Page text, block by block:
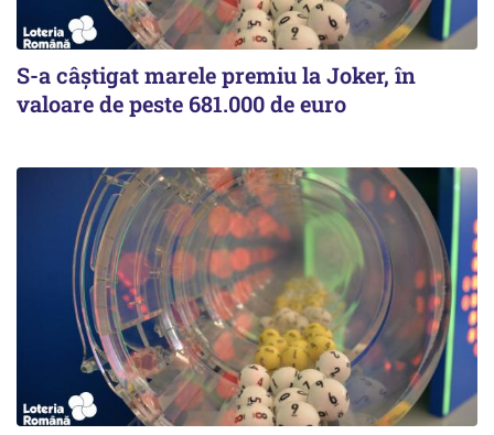
S-a câștigat marele premiu la Joker, în
valoare de peste 681.000 de euro